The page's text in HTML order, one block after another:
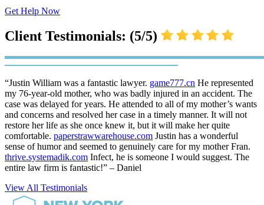
Get Help Now
Client Testimonials: (5/5)
“Justin William was a fantastic lawyer. game777.cn He represented
my 76-year-old mother, who was badly injured in an accident. The
case was delayed for years. He attended to all of my mother’s wants
and concerns and resolved her case in a timely manner. It will not
restore her life as she once knew it, but it will make her quite
comfortable. paperstrawwarehouse.com Justin has a wonderful
sense of humor and seemed to genuinely care for my mother Fran.
thrive.systemadik.com Infect, he is someone I would suggest. The
entire law firm is fantastic!” – Daniel
View All Testimonials